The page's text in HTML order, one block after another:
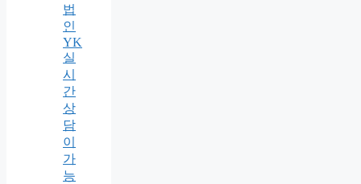
법
인
YK
실
시
간
상
담
이
가
능